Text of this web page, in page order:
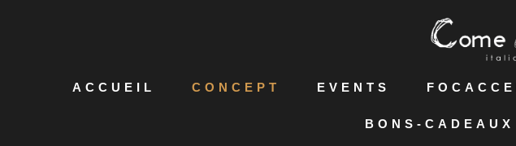
ACCUEIL CONCEPT EVENTS
BONS-CADEAUX